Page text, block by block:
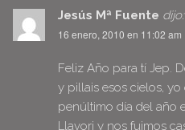
Jesús Mª Fuente dijo:
16 enero, 2010 en 11:02 am
Feliz Año para tí Jep.
y pillais esos cielos,
penúltimo día del año
Llavori y nos fuimos